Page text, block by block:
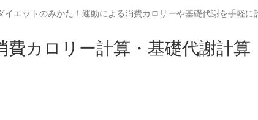
イエットのみかた！運動による消費カロリーや基礎代謝を手軽に
費カロリー計算・基礎代謝計算